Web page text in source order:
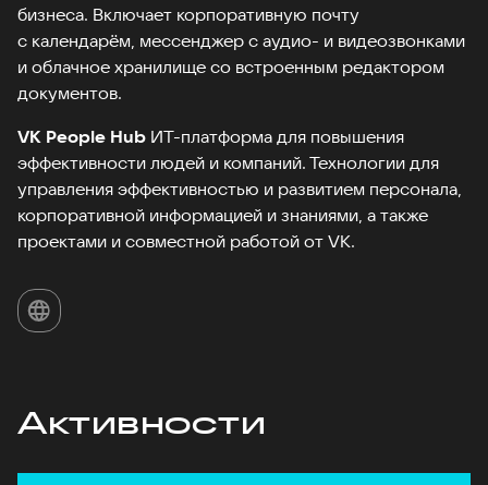
бизнеса. Включает корпоративную почту
с календарём, мессенджер с аудио- и видеозвонками
и облачное хранилище со встроенным редактором
документов.
VK People Hub ИТ-платформа для повышения
эффективности людей и компаний. Технологии для
управления эффективностью и развитием персонала,
корпоративной информацией и знаниями, а также
проектами и совместной работой от VK.
Активности